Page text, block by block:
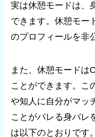
実は休憩モードは、
できます。休憩モー
のプロフィールを非
また、休憩モードは
ことができます。こ
や知人に自分がマッ
ことがバレる身バレ
は以下のとおりです。